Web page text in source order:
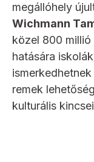
megállóhely
Wichmann
közel 800
hatására
remek
kulturális